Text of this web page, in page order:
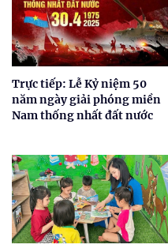
Trực tiếp: Lễ Kỷ niệm 50
năm ngày giải phóng miền
Nam thống nhất đất nước